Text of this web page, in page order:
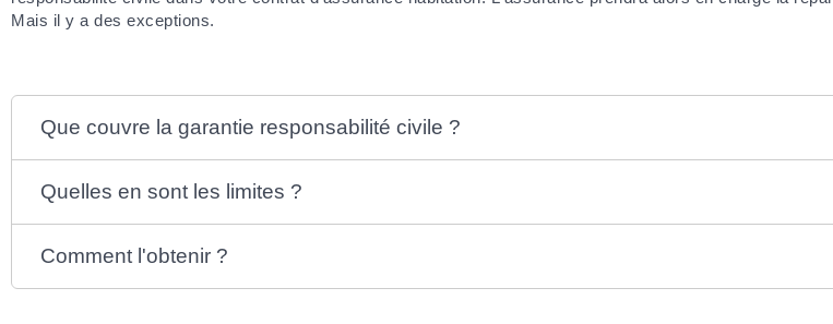
Mais il y a des exceptions.
Que couvre la garantie responsabilité civile ?
Quelles en sont les limites ?
Comment l'obtenir ?